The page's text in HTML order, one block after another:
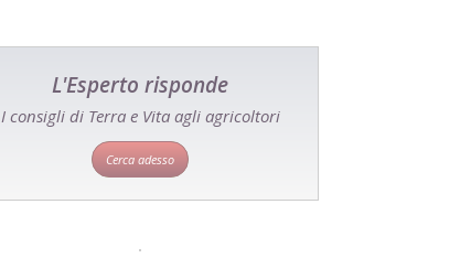
L'Esperto risponde
I consigli di Terra e Vita agli agricoltori
Cerca adesso